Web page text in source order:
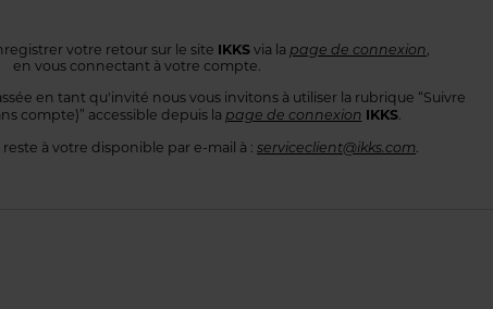
votre retour sur le site IKKSvia la page de connexion
en vous connectant à votre compte.
en tant qu'invité nous vous invitons à utiliserla rubrique “Suivre
compte)” accessible depuis la page de connexion IKKS.
reste à votre disponible par e-mail à : serviceclient@ikks.com